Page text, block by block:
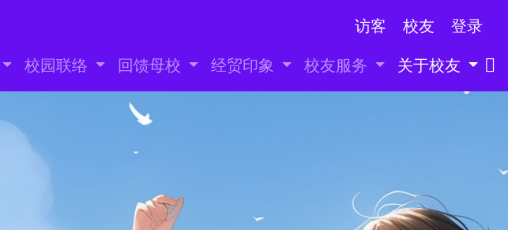
访客 校友 登录
校园联络 回馈母校 经贸印象 校友服务 关于校友